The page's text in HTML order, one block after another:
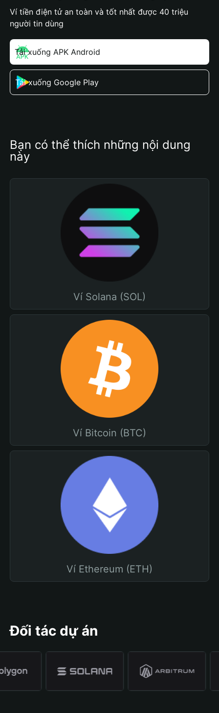
Ví tiền điện tử an toàn và tốt nhất được 40 triệu
người tin dùng
Tải xuống APK Android
Tải xuống Google Play
Bạn có thể thích những nội dung
này
Ví Solana (SOL)
Ví Bitcoin (BTC)
Ví Ethereum (ETH)
Đối tác dự án